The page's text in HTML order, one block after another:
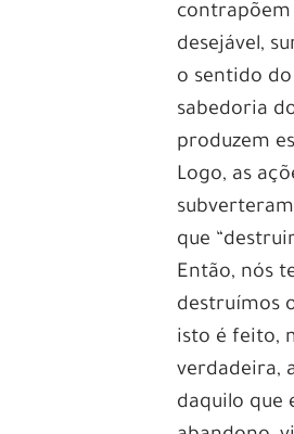
desejável,
o sentido
sabedoria
produzem
Logo, as
que
Então, nós
destruímos
isto é feito,
verdadeira,
daquilo que